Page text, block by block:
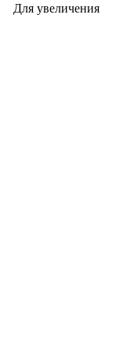
Для увеличения